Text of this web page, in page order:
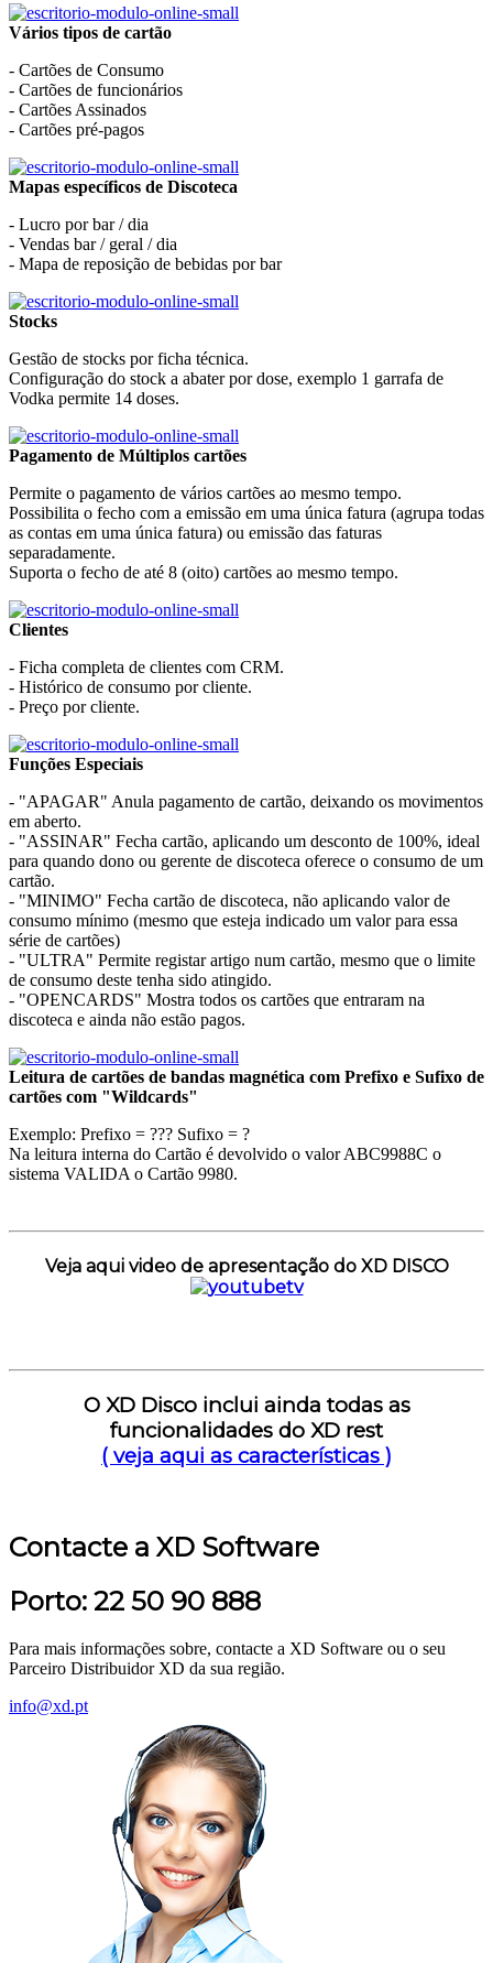
Vários tipos de cartão
- Cartões de Consumo
- Cartões de funcionários
- Cartões Assinados
- Cartões pré-pagos
Mapas específicos de Discoteca
- Lucro por bar / dia
- Vendas bar / geral / dia
- Mapa de reposição de bebidas por bar
Stocks
Gestão de stocks por ficha técnica.
Configuração do stock a abater por dose, exemplo 1 garrafa de
Vodka permite 14 doses.
Pagamento de Múltiplos cartões
Permite o pagamento de vários cartões ao mesmo tempo.
Possibilita o fecho com a emissão em uma única fatura (agrupa todas
as contas em uma única fatura) ou emissão das faturas
separadamente.
Suporta o fecho de até 8 (oito) cartões ao mesmo tempo.
Clientes
- Ficha completa de clientes com CRM.
- Histórico de consumo por cliente.
- Preço por cliente.
Funções Especiais
- "APAGAR" Anula pagamento de cartão, deixando os movimentos
em aberto.
- "ASSINAR" Fecha cartão, aplicando um desconto de 100%, ideal
para quando dono ou gerente de discoteca oferece o consumo de um
cartão.
- "MINIMO" Fecha cartão de discoteca, não aplicando valor de
consumo mínimo (mesmo que esteja indicado um valor para essa
série de cartões)
- "ULTRA" Permite registar artigo num cartão, mesmo que o limite
de consumo deste tenha sido atingido.
- "OPENCARDS" Mostra todos os cartões que entraram na
discoteca e ainda não estão pagos.
Leitura de cartões de bandas magnética com Prefixo e Sufixo de
cartões com "Wildcards"
Exemplo: Prefixo = ??? Sufixo = ?
Na leitura interna do Cartão é devolvido o valor ABC9988C o
sistema VALIDA o Cartão 9980.
Veja aqui video de apresentação do XD DISCO
O XD Disco inclui ainda todas as
funcionalidades do XD rest
( veja aqui as características )
Contacte a XD Software
Porto: 22 50 90 888
Para mais informações sobre, contacte a XD Software ou o seu
Parceiro Distribuidor XD da sua região.
info@xd.pt